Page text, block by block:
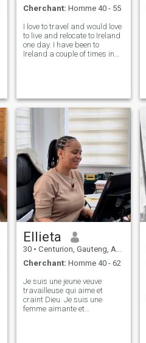
Cherchant: Homme 40 - 55
I love to travel and would love
to live and relocate to Ireland
one day. I have been to
Ireland a couple of times in
Ellieta
30 • Centurion, Gauteng, Afrique du Sud
Cherchant: Homme 40 - 62
Je suis une jeune veuve
travailleuse qui aime et
craint Dieu. Je suis une
femme aimante et